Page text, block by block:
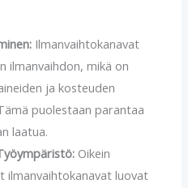
Ilmanvaihtokanavat
ilmanvaihdon, mikä on
ja kosteuden
puolestaan parantaa
laatua.
Oikein
ilmanvaihtokanavat luovat